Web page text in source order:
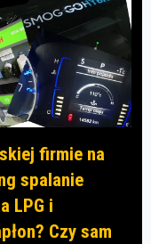
firmie na
spalanie
LPG i
Czy sam